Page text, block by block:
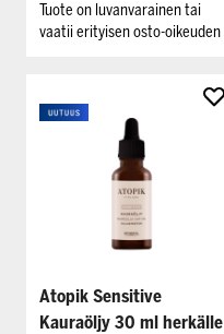
Tuote on luvanvarainen tai
vaatii erityisen osto-oikeuden
Atopik Sensitive
Kauraöljy 30 ml herkälle